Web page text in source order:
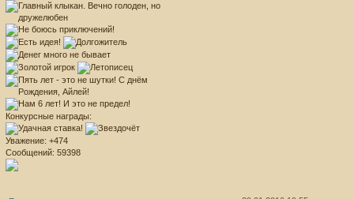
Конкурсные награды:
Уважение: +474
Сообщений: 59398